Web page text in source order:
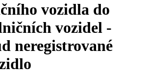
vozidla do
vozidel -
neregistrované